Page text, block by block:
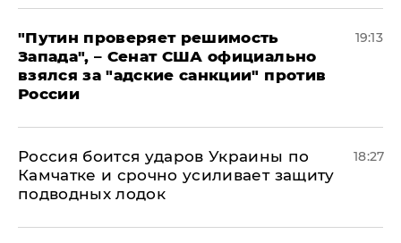
"Путин проверяет решимость
Запада", – Сенат США официально
взялся за "адские санкции" против
России
19:13
Россия боится ударов Украины по
Камчатке и срочно усиливает защиту
подводных лодок
18:27